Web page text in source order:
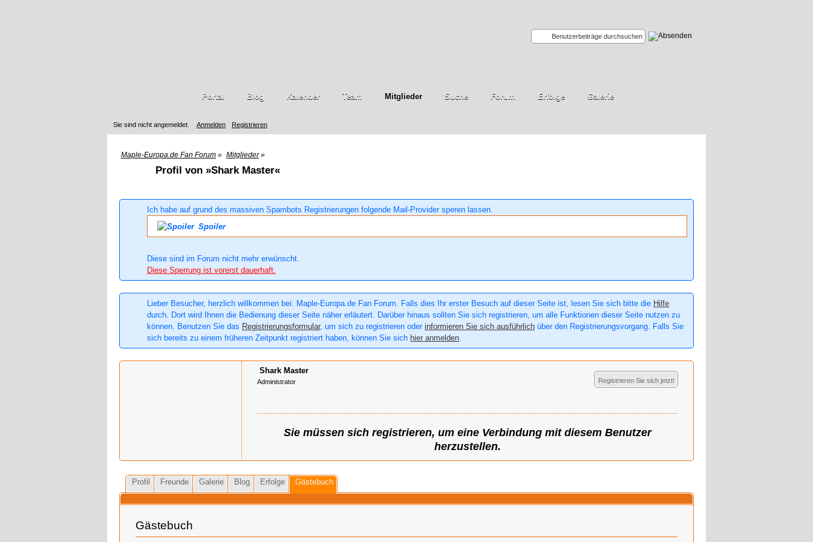
Sie sind nicht angemeldet. Anmelden Registrieren
Portal Blog Kalender Team Mitglieder Suche Forum Erfolge Galerie
Maple-Europa.de Fan Forum » Mitglieder»
Profil von »Shark Master«
Ich habe auf grund des massiven Spambots Registrierungen folgende Mail-Provider speren lassen.
Spoiler
Diese sind im Forum nicht mehr erwünscht.
Diese Sperrung ist vorerst dauerhaft.
Lieber Besucher, herzlich willkommen bei: Maple-Europa.de Fan Forum. Falls dies Ihr erster Besuch auf dieser Seite ist, lesen Sie sich bitte die Hilfe
durch. Dort wird Ihnen die Bedienung dieser Seite näher erläutert. Darüber hinaus sollten Sie sich registrieren, um alle Funktionen dieser Seite nutzen zu
können. Benutzen Sie das Registrierungsformular, um sich zu registrieren oder informieren Sie sich ausführlich über den Registrierungsvorgang. Falls Sie
sich bereits zu einem früheren Zeitpunkt registriert haben, können Sie sich hier anmelden.
Shark Master
Administrator Registrieren Sie sich jetzt!
Sie müssen sich registrieren, um eine Verbindung mit diesem Benutzer
herzustellen.
Profil Freunde Galerie Blog Erfolge Gästebuch
Gästebuch